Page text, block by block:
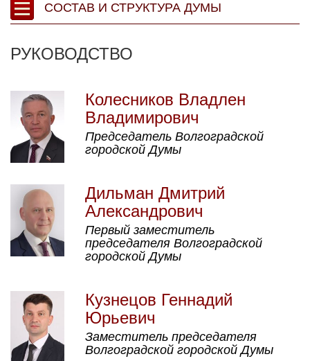
СОСТАВ И СТРУКТУРА ДУМЫ
РУКОВОДСТВО
Колесников Владлен
Владимирович
Председатель Волгоградской
городской Думы
Дильман Дмитрий
Александрович
Первый заместитель
председателя Волгоградской
городской Думы
Кузнецов Геннадий
Юрьевич
Заместитель председателя
Волгоградской городской Думы